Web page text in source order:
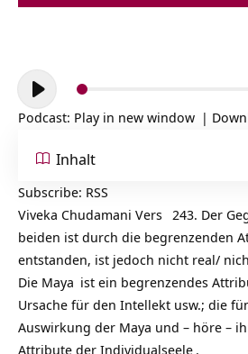
Audio-
Player
Podcast: Play in new window |
Inhalt
Subscribe: RSS
Viveka Chudamani Vers 243. Der
beiden ist durch die begrenzenden
entstanden, ist jedoch nicht real/
Die Maya ist ein begrenzendes
Ursache für den Intellekt usw.; die
Auswirkung der Maya und – höre –
Attribute der Individualseele .